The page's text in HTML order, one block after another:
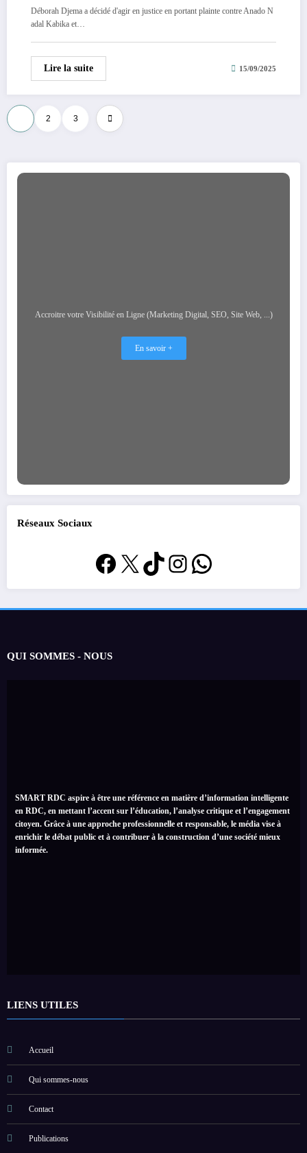
son statut Miss Univers 2025.
Déborah Djema a décidé d'agir en justice en portant plainte contre Anado N
adal Kabika et…
Lire la suite 15/09/2025
Pagination
des
publications
2 3
Accroitre votre Visibilité en Ligne (Marketing Digital, SEO, Site Web, ...)
En savoir +
Réseaux Sociaux
Facebook
X TikTok
Instagram
WhatsApp
QUI SOMMES - NOUS
SMART RDC aspire à être une référence en matière d’information intelligente
en RDC, en mettant l’accent sur l’éducation, l’analyse critique et l’engagement
citoyen. Grâce à une approche professionnelle et responsable, le média vise à
enrichir le débat public et à contribuer à la construction d’une société mieux
informée.
LIENS UTILES
Accueil
Qui sommes-nous
Contact
Publications